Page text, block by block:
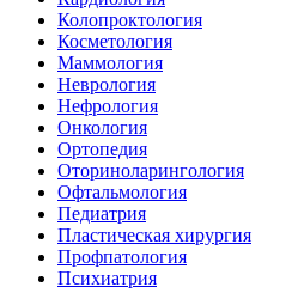
Колопроктология
Косметология
Маммология
Неврология
Нефрология
Онкология
Ортопедия
Оториноларингология
Офтальмология
Педиатрия
Пластическая хирургия
Профпатология
Психиатрия